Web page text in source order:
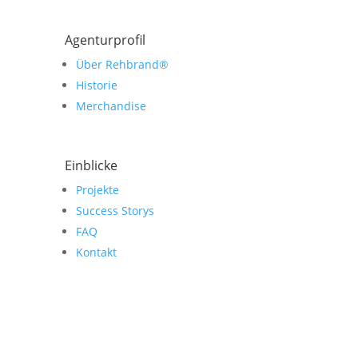
Agenturprofil
Über Rehbrand®
Historie
Merchandise
Einblicke
Projekte
Success Storys
FAQ
Kontakt